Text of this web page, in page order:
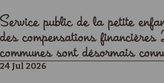
Service public de la petite
des compensations
communes sont désormais
24 Jul 2026